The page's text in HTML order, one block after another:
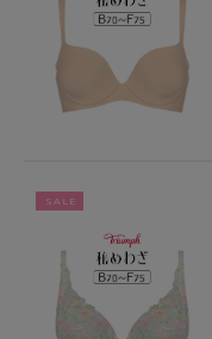
SALE